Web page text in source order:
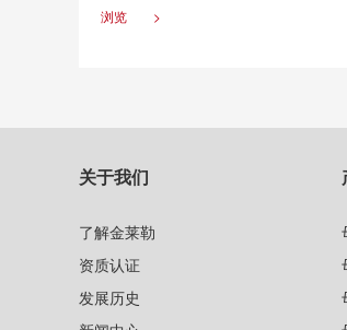
浏览 >
关于我们
了解金莱勒
资质认证
发展历史